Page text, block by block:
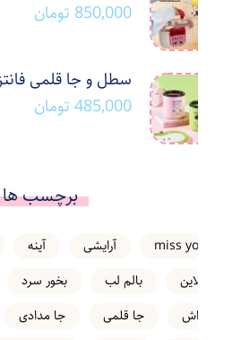
850,000 تومان
سطل و جا قلمی
485,000 تومان
برچسب ها
miss you آرایشی آینه
انلاین
بالم لب بخور سرد
تراش
جا قلمی جا مدادی